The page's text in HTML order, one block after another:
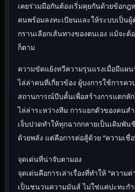
เคยร่วมมือกันต้องเริ่มคุยกันด้วยข้อกฎ
คนพร้อมลงทะเบียนและให้ระบบเป็น
กรานเลือกเส้นทางของตนเอง แม้จะ
ก็ตาม
ความขัดแย้งทวีความรุนแรงเมื่อมีแผ
ไล่ล่าคนที่เกี่ยวข้อง ผู้บงการใช้การค
สถานการณ์บีบคั้นเพื่อสร้างการแตกหั
ไล่ล่าระหว่างทีม การแยกตัวของคน
เจ็บปวดทำให้ทุกฉากกลายเป็นเดิมพั
ด้วยพลัง แต่คือการต่อสู้ด้วย “ความเชื่
จุดเด่นที่น่าจับตามอง
จุดเด่นคือการเล่าเรื่องที่ทำให้ “ความ
เป็นชนวนความมันส์ ไม่ใช่แค่ปะทะกำ